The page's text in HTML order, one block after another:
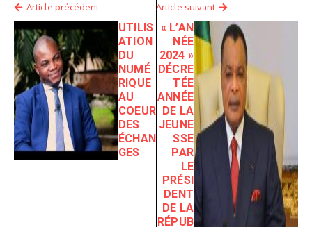
Article précédent
UTILIS
ATION
DU
NUMÉ
RIQUE
AU
COEUR
DES
ÉCHAN
GES
Article suivant
« L’AN
NÉE
2024 »
DÉCRE
TÉE
ANNÉE
DE LA
JEUNE
SSE
PAR
LE
PRÉSI
DENT
DE LA
RÉPUB